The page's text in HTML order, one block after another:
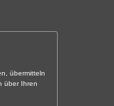
übermitteln
über Ihren